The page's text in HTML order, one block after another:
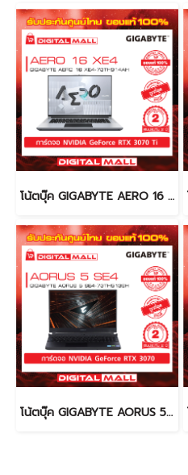
โน้ตบุ๊ค GIGABYTE AERO 16 XE4-73TH914AH (Notebook)
โน้ตบุ๊ค GIGABYTE AORUS 5 SE4-73TH513SH (Notebook)